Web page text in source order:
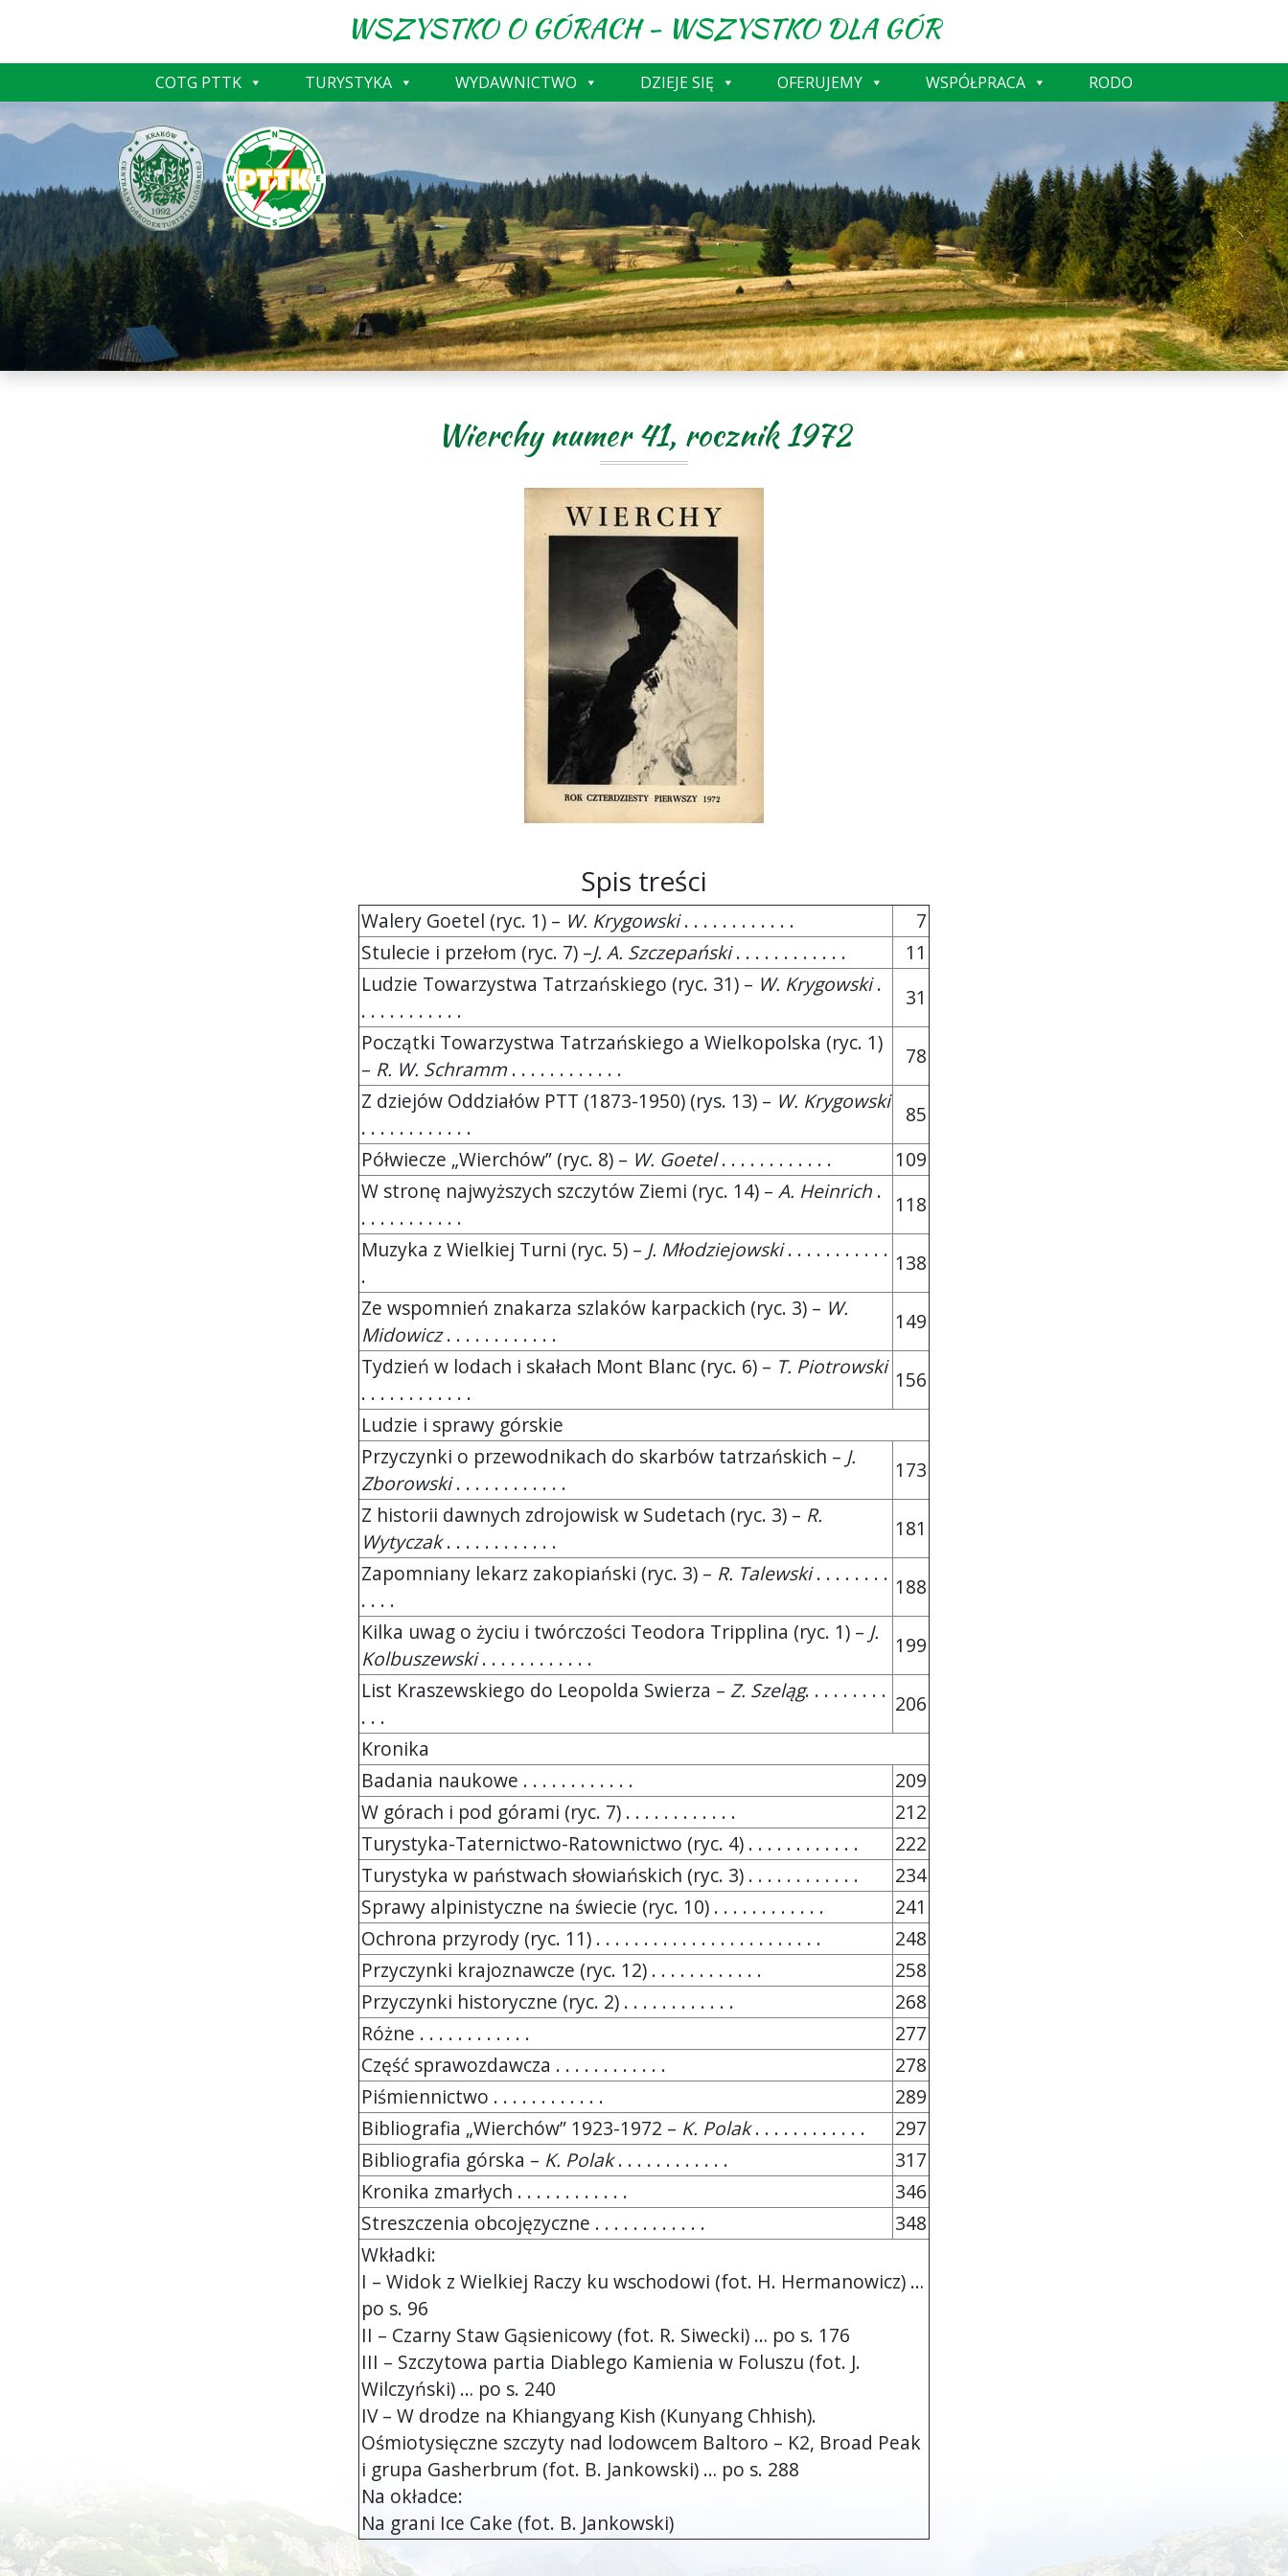
WSZYSTKO O GÓRACH - WSZYSTKO DLA GÓR
COTG PTTK TURYSTYKA WYDAWNICTWO DZIEJE SIĘ OFERUJEMY WSPÓŁPRACA RODO
Wierchy numer 41, rocznik 1972
Spis treści
Walery Goetel (ryc. 1) – W. Krygowski. . . . . . . . . . . .
7
Stulecie i przełom (ryc. 7) –J. A. Szczepański. . . . . . . . . . . .
11
Ludzie Towarzystwa Tatrzańskiego (ryc. 31) – W. Krygowski.
. . . . . . . . . . .
31
Początki Towarzystwa Tatrzańskiego a Wielkopolska (ryc. 1)
– R. W. Schramm . . . . . . . . . . . .
78
Z dziejów Oddziałów PTT (1873-1950) (rys. 13) – W. Krygowski
. . . . . . . . . . . .
85
Półwiecze „Wierchów” (ryc. 8) – W. Goetel. . . . . . . . . . . .
109
W stronę najwyższych szczytów Ziemi (ryc. 14) – A. Heinrich .
. . . . . . . . . . .
118
Muzyka z Wielkiej Turni (ryc. 5) – J. Młodziejowski. . . . . . . . . . .
.
138
Ze wspomnień znakarza szlaków karpackich (ryc. 3) – W.
Midowicz. . . . . . . . . . . .
149
Tydzień w lodach i skałach Mont Blanc (ryc. 6) – T. Piotrowski
. . . . . . . . . . . .
156
Ludzie i sprawy górskie
Przyczynki o przewodnikach do skarbów tatrzańskich – J.
Zborowski. . . . . . . . . . . .
173
Z historii dawnych zdrojowisk w Sudetach (ryc. 3) – R.
Wytyczak. . . . . . . . . . . .
181
Zapomniany lekarz zakopiański (ryc. 3) – R. Talewski. . . . . . . .
. . . .
188
Kilka uwag o życiu i twórczości Teodora Tripplina (ryc. 1) – J.
Kolbuszewski. . . . . . . . . . . .
199
List Kraszewskiego do Leopolda Swierza – Z. Szeląg. . . . . . . . .
. . .
206
Kronika
Badania naukowe . . . . . . . . . . . .
209
W górach i pod górami (ryc. 7) . . . . . . . . . . . .
212
Turystyka-Taternictwo-Ratownictwo (ryc. 4) . . . . . . . . . . . .
222
Turystyka w państwach słowiańskich (ryc. 3) . . . . . . . . . . . .
234
Sprawy alpinistyczne na świecie (ryc. 10) . . . . . . . . . . . .
241
Ochrona przyrody (ryc. 11) . . . . . . . . . . . . . . . . . . . . . . . .
248
Przyczynki krajoznawcze (ryc. 12) . . . . . . . . . . . .
258
Przyczynki historyczne (ryc. 2) . . . . . . . . . . . .
268
Różne . . . . . . . . . . . .
277
Część sprawozdawcza . . . . . . . . . . . .
278
Piśmiennictwo . . . . . . . . . . . .
289
Bibliografia „Wierchów” 1923-1972 – K. Polak. . . . . . . . . . . .
297
Bibliografia górska – K. Polak. . . . . . . . . . . .
317
Kronika zmarłych . . . . . . . . . . . .
346
Streszczenia obcojęzyczne . . . . . . . . . . . .
348
Wkładki:
I – Widok z Wielkiej Raczy ku wschodowi (fot. H. Hermanowicz) …
po s. 96
II – Czarny Staw Gąsienicowy (fot. R. Siwecki) … po s. 176
III – Szczytowa partia Diablego Kamienia w Foluszu (fot. J.
Wilczyński) … po s. 240
IV – W drodze na Khiangyang Kish (Kunyang Chhish).
Ośmiotysięczne szczyty nad lodowcem Baltoro – K2, Broad Peak
i grupa Gasherbrum (fot. B. Jankowski) … po s. 288
Na okładce:
Na grani Ice Cake (fot. B. Jankowski)